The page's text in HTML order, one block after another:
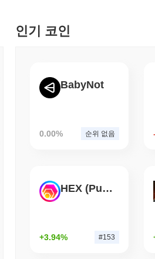
이더리움 연구자들, 스테이킹
TOKENIZATION CIRCLE
August 05 2026(1 day ago) 3 최소 읽
인기 코인
BabyNot
0.00% 순위 없음
HEX (Pulsechain)
+3.94% #153